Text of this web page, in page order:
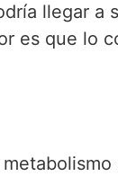
llegar a
es que lo